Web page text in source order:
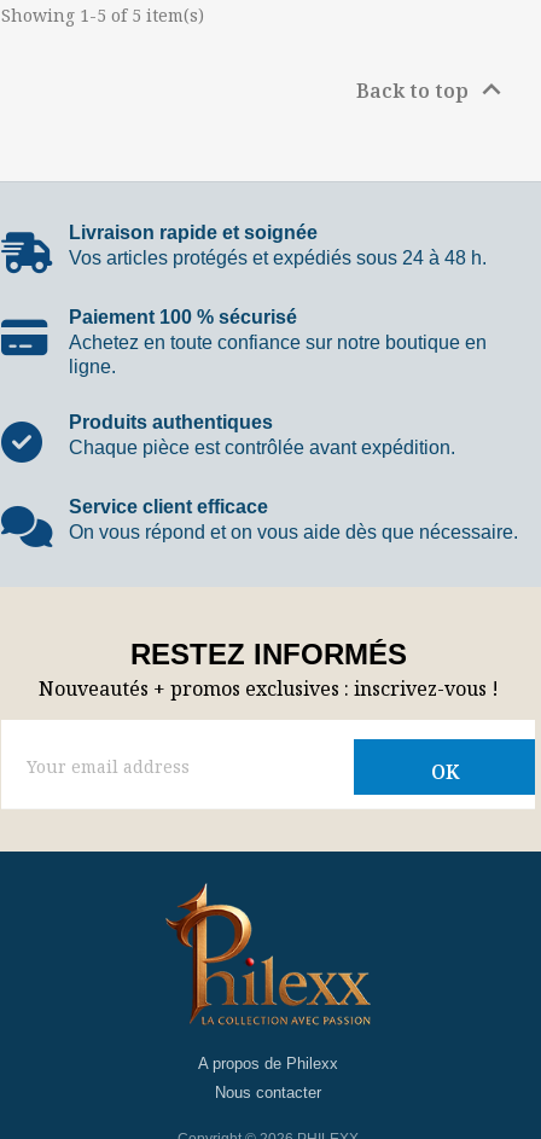
Showing 1-5 of 5 item(s)
Back to top 
Livraison rapide et soignée
Vos articles protégés et expédiés sous 24 à 48 h.
Paiement 100 % sécurisé
Achetez en toute confiance sur notre boutique en
ligne.
Produits authentiques
Chaque pièce est contrôlée avant expédition.
Service client efficace
On vous répond et on vous aide dès que nécessaire.
RESTEZ INFORMÉS
Nouveautés + promos exclusives : inscrivez-vous !
A propos de Philexx
Nous contacter